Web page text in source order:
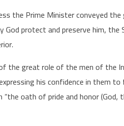
the Prime Minister conveyed
God protect and preserve him,
the great role of the men of the
his confidence in them
“the oath of pride and honor